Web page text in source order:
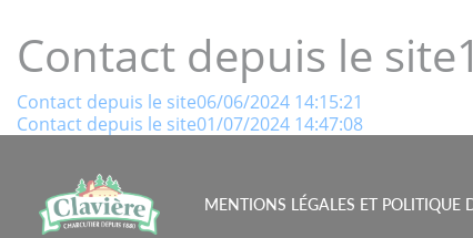
Contact depuis le
Navigation
l’article
Contact depuis le site06/06/2024 14:15:21
Contact depuis le site01/07/2024 14:47:08
MENTIONS LÉGALES ET POLITIQUE